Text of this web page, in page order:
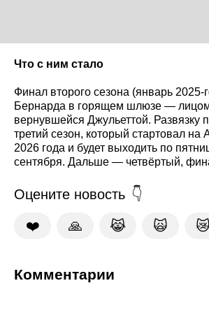
Что с ним стало
Финал второго сезона (январь 2025-
Бернарда в горящем шлюзе — лицом
вернувшейся Джульеттой. Развязку
третий сезон, который стартовал на
2026 года и будет выходить по
сентября. Дальше — четвёртый,
Оцените новость
❤️ 🙏 😹 🙀
Комментарии